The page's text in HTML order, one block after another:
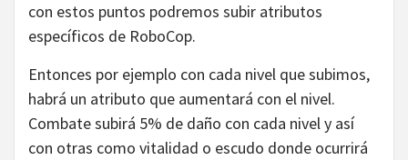
con estos puntos podremos subir atributos
específicos de RoboCop.
Entonces por ejemplo con cada nivel que subimos,
habrá un atributo que aumentará con el nivel.
Combate subirá 5% de daño con cada nivel y así
con otras como vitalidad o escudo donde ocurrirá